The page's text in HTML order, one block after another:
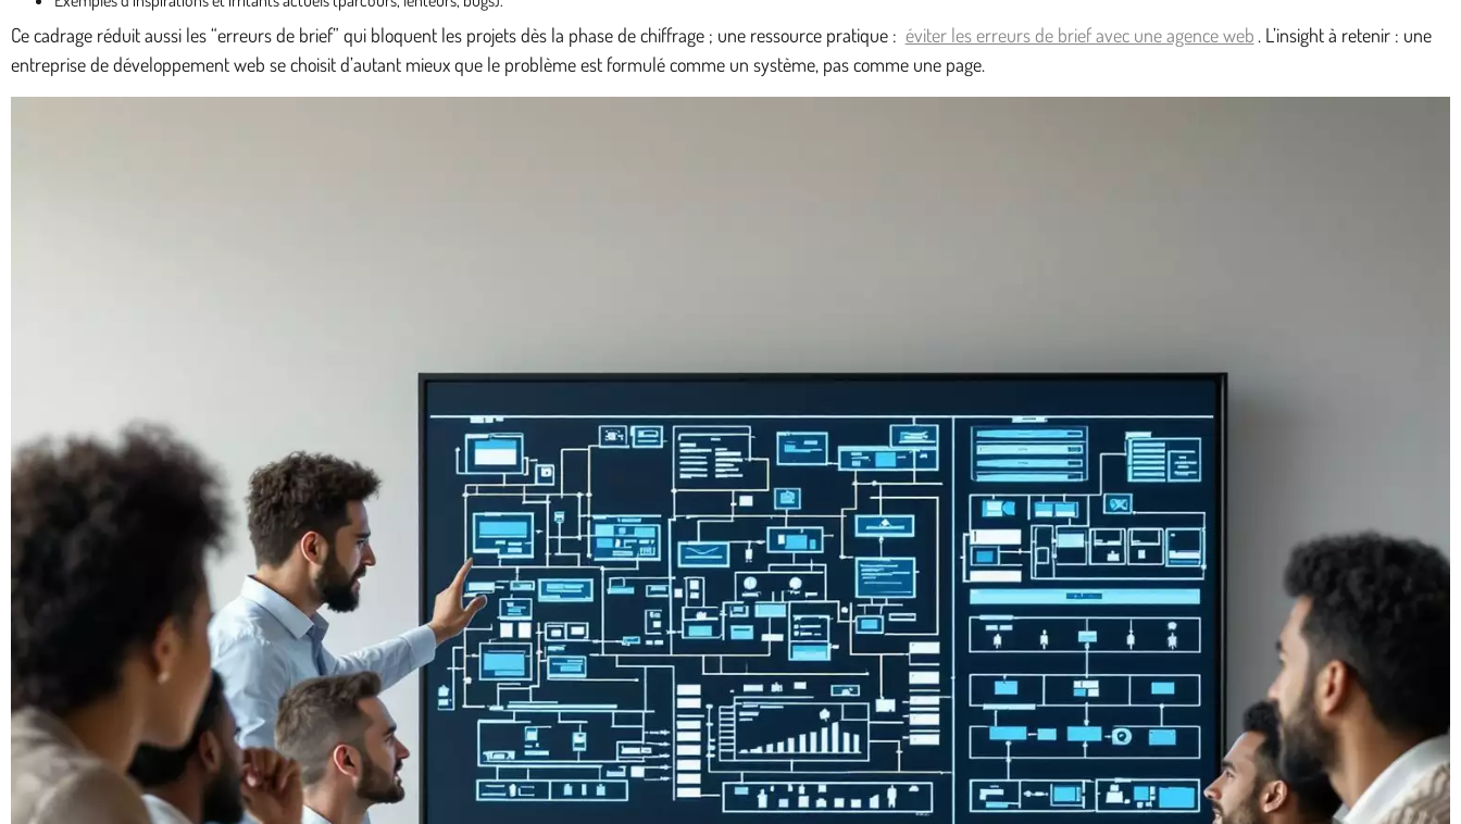
Ce cadrage réduit aussi les “erreurs de brief” qui bloquent les projets dès la phase de chiffrage ; une ressource pratique : éviter les erreurs de brief avec une agence web . L’insight à retenir : une
entreprise de développement web se choisit d’autant mieux que le problème est formulé comme un système, pas comme une page.